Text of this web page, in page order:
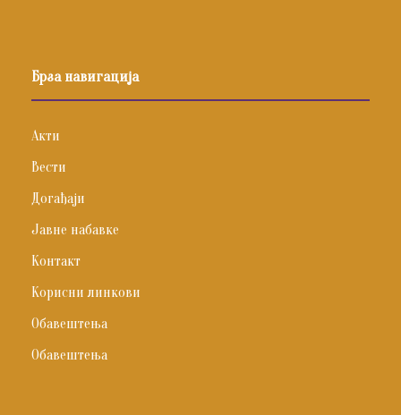
Брза навигација
Акти
Вести
Догађаји
Јавне набавке
Контакт
Корисни линкови
Обавештења
Обавештења